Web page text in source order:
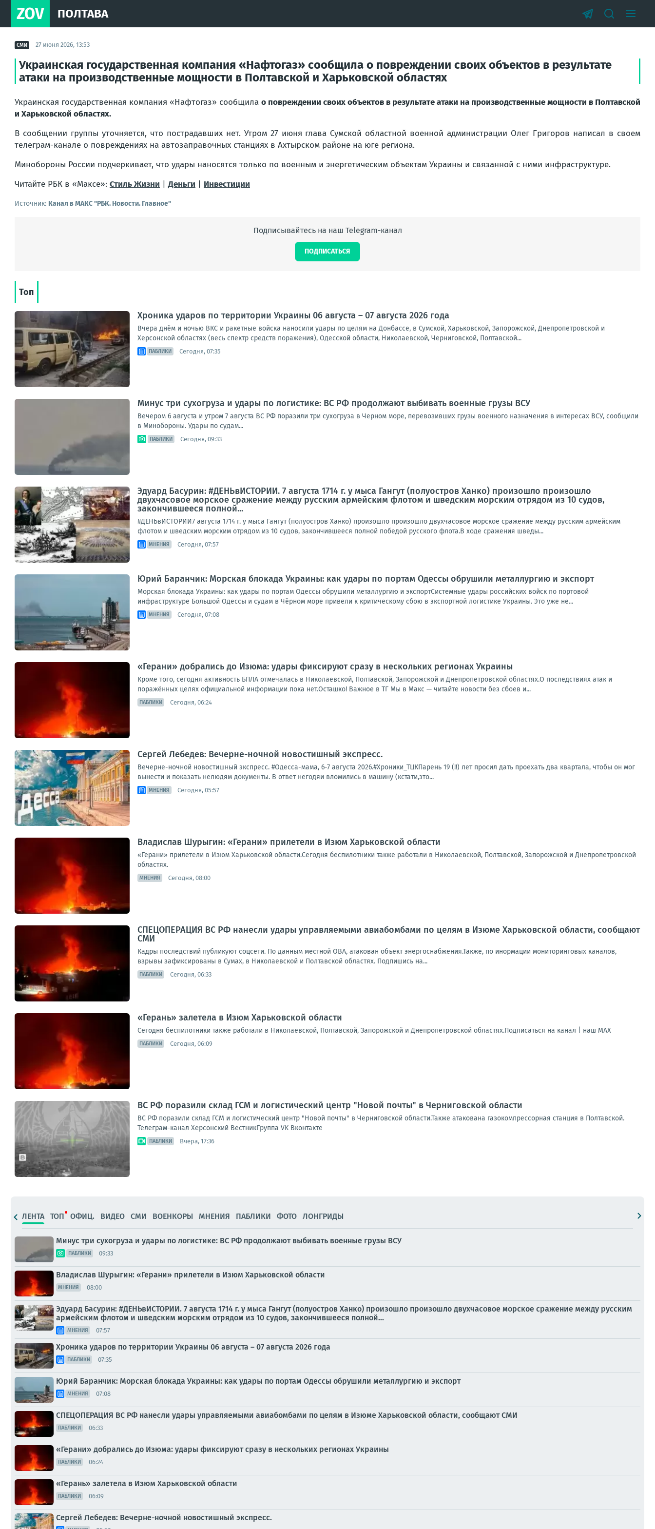
ZOV ПОЛТАВА
СМИ 27 июня 2026, 13:53
Украинская государственная компания «Нафтогаз» сообщила о повреждении своих объектов в результате
атаки на производственные мощности в Полтавской и Харьковской областях
Украинская государственная компания «Нафтогаз» сообщила о повреждении своих объектов в результате атаки на производственные мощности в Полтавской
и Харьковской областях.
В сообщении группы уточняется, что пострадавших нет. Утром 27 июня глава Сумской областной военной администрации Олег Григоров написал в своем
телеграм-канале о повреждениях на автозаправочных станциях в Ахтырском районе на юге региона.
Минобороны России подчеркивает, что удары наносятся только по военным и энергетическим объектам Украины и связанной с ними инфраструктуре.
Читайте РБК в «Максе»: Стиль Жизни |Деньги Инвестиции
Источник: Канал в МАКС "РБК. Новости. Главное"
Подписывайтесь на наш Telegram-канал
ПОДПИСАТЬСЯ
Топ
Хроника ударов по территории Украины 06 августа – 07 августа 2026 года
Вчера днём и ночью ВКС и ракетные войска наносили удары по целям на Донбассе, в Сумской, Харьковской, Запорожской, Днепропетровской и
Херсонской областях (весь спектр средств поражения), Одесской области, Николаевской, Черниговской, Полтавской...
ПАБЛИКИ Сегодня, 07:35
Минус три сухогруза и удары по логистике: ВС РФ продолжают выбивать военные грузы ВСУ
Вечером 6 августа и утром 7 августа ВС РФ поразили три сухогруза в Черном море, перевозивших грузы военного назначения в интересах ВСУ, сообщили
в Минобороны. Удары по судам...
ПАБЛИКИ Сегодня, 09:33
Эдуард Басурин: #ДЕНЬвИСТОРИИ. 7 августа 1714 г. у мыса Гангут (полуостров Ханко) произошло произошло
двухчасовое морское сражение между русским армейским флотом и шведским морским отрядом из 10 судов,
закончившееся полной...
#ДЕНЬвИСТОРИИ7 августа 1714 г. у мыса Гангут (полуостров Ханко) произошло произошло двухчасовое морское сражение между русским армейским
флотом и шведским морским отрядом из 10 судов, закончившееся полной победой русского флота.В ходе сражения шведы...
МНЕНИЯ Сегодня, 07:57
Юрий Баранчик: Морская блокада Украины: как удары по портам Одессы обрушили металлургию и экспорт
Морская блокада Украины: как удары по портам Одессы обрушили металлургию и экспортСистемные удары российских войск по портовой
инфраструктуре Большой Одессы и судам в Чёрном море привели к критическому сбою в экспортной логистике Украины. Это уже не...
МНЕНИЯ Сегодня, 07:08
«Герани» добрались до Изюма: удары фиксируют сразу в нескольких регионах Украины
Кроме того, сегодня активность БПЛА отмечалась в Николаевской, Полтавской, Запорожской и Днепропетровской областях.О последствиях атак и
поражённых целях официальной информации пока нет.Осташко! Важное в ТГ Мы в Макс — читайте новости без сбоев и...
ПАБЛИКИ Сегодня, 06:24
Сергей Лебедев: Вечерне-ночной новостишный экспресс.
Вечерне-ночной новостишный экспресс. #Одесса-мама, 6-7 августа 2026.#Хроники_ТЦКПарень 19 (!!) лет просил дать проехать два квартала, чтобы он мог
вынести и показать нелюдям документы. В ответ негодяи вломились в машину (кстати,это...
МНЕНИЯ Сегодня, 05:57
Владислав Шурыгин: «Герани» прилетели в Изюм Харьковской области
«Герани» прилетели в Изюм Харьковской области.Сегодня беспилотники также работали в Николаевской, Полтавской, Запорожской и Днепропетровской
областях.
МНЕНИЯ Сегодня, 08:00
СПЕЦОПЕРАЦИЯ ВС РФ нанесли удары управляемыми авиабомбами по целям в Изюме Харьковской области, сообщают
СМИ
Кадры последствий публикуют соцсети. По данным местной ОВА, атакован объект энергоснабжения.Также, по инормации мониторинговых каналов,
взрывы зафиксированы в Сумах, в Николаевской и Полтавской областях. Подпишись на...
ПАБЛИКИ Сегодня, 06:33
«Герань» залетела в Изюм Харьковской области
Сегодня беспилотники также работали в Николаевской, Полтавской, Запорожской и Днепропетровской областях.Подписаться на канал | наш МАХ
ПАБЛИКИ Сегодня, 06:09
ВС РФ поразили склад ГСМ и логистический центр "Новой почты" в Черниговской области
ВС РФ поразили склад ГСМ и логистический центр "Новой почты" в Черниговской области.Также атакована газокомпрессорная станция в Полтавской.
Телеграм-канал Херсонский ВестникГруппа VK Вконтакте
ПАБЛИКИ Вчера, 17:36
ЛЕНТА ТОП ОФИЦ. ВИДЕО СМИ ВОЕНКОРЫ МНЕНИЯ ПАБЛИКИ ФОТО ЛОНГРИДЫ
Минус три сухогруза и удары по логистике: ВС РФ продолжают выбивать военные грузы ВСУ
ПАБЛИКИ 09:33
Владислав Шурыгин: «Герани» прилетели в Изюм Харьковской области
МНЕНИЯ 08:00
Эдуард Басурин: #ДЕНЬвИСТОРИИ. 7 августа 1714 г. у мыса Гангут (полуостров Ханко) произошло произошло двухчасовое морское сражение между русским
армейским флотом и шведским морским отрядом из 10 судов, закончившееся полной...
МНЕНИЯ 07:57
Хроника ударов по территории Украины 06 августа – 07 августа 2026 года
ПАБЛИКИ 07:35
Юрий Баранчик: Морская блокада Украины: как удары по портам Одессы обрушили металлургию и экспорт
МНЕНИЯ 07:08
СПЕЦОПЕРАЦИЯ ВС РФ нанесли удары управляемыми авиабомбами по целям в Изюме Харьковской области, сообщают СМИ
ПАБЛИКИ 06:33
«Герани» добрались до Изюма: удары фиксируют сразу в нескольких регионах Украины
ПАБЛИКИ 06:24
«Герань» залетела в Изюм Харьковской области
ПАБЛИКИ 06:09
Сергей Лебедев: Вечерне-ночной новостишный экспресс.